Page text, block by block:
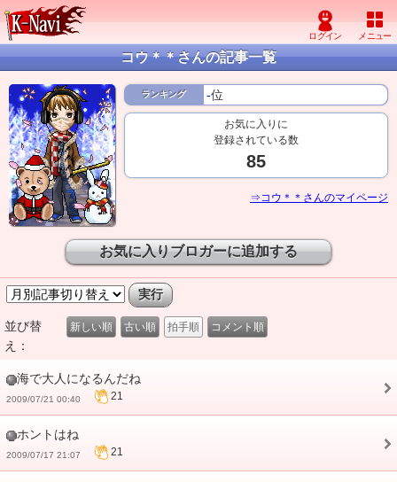
コウ＊＊さんの記事一覧
ランキング -位
お気に入りに
登録されている数
85
⇒コウ＊＊さんのマイページ
お気に入りブロガーに追加する
並び替
え：
新しい順 古い順 拍手順 コメント順
海で大人になるんだね
2009/07/21 00:40 21
ホントはね
2009/07/17 21:07 21